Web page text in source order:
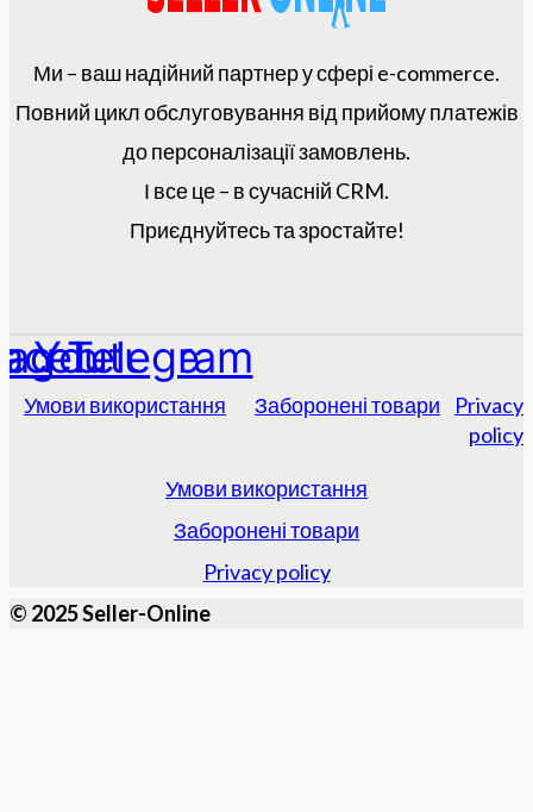
Ми – ваш надійний партнер у сфері e-commerce.
Повний цикл обслуговування від прийому платежів
до персоналізації замовлень.
І все це – в сучасній CRM.
Приєднуйтесь та зростайте!
Youtube
Telegram
Умови використання Заборонені товари
Privacy
policy
Умови використання
Заборонені товари
Privacy policy
© 2025 Seller-Online